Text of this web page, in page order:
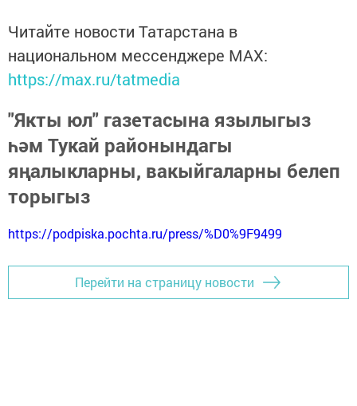
Читайте новости Татарстана в
национальном мессенджере MАХ:
https://max.ru/tatmedia
"Якты юл" газетасына язылыгыз
һәм Тукай районындагы
яңалыкларны, вакыйгаларны белеп
торыгыз
https://podpiska.pochta.ru/press/%D0%9F9499
Перейти на страницу новости